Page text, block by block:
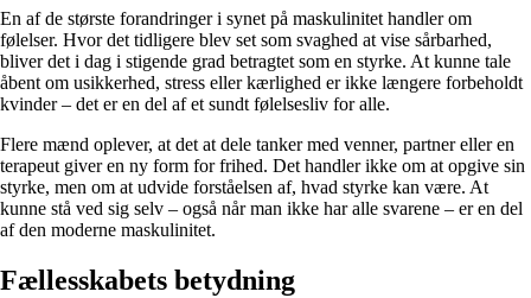
En af de største forandringer i synet på maskulinitet handler om
følelser. Hvor det tidligere blev set som svaghed at vise sårbarhed,
bliver det i dag i stigende grad betragtet som en styrke. At kunne tale
åbent om usikkerhed, stress eller kærlighed er ikke længere forbeholdt
kvinder – det er en del af et sundt følelsesliv for alle.
Flere mænd oplever, at det at dele tanker med venner, partner eller en
terapeut giver en ny form for frihed. Det handler ikke om at opgive sin
styrke, men om at udvide forståelsen af, hvad styrke kan være. At
kunne stå ved sig selv – også når man ikke har alle svarene – er en del
af den moderne maskulinitet.
Fællesskabets betydning